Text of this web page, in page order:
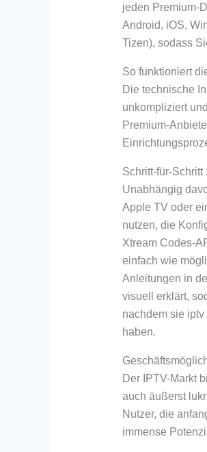
jeden Premium-
Android, iOS,
Tizen), sodass
So funktioniert
Die technische
unkompliziert
Premium-
Schritt-für-
Unabhängig
Apple TV oder
nutzen, die
Xtream Codes-
einfach wie
Anleitungen in
visuell erklärt,
nachdem sie
haben.
Der IPTV-Markt
auch äußerst
Nutzer, die
immense